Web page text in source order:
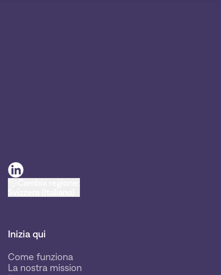
Inizia qui
Come funziona
La nostra mission